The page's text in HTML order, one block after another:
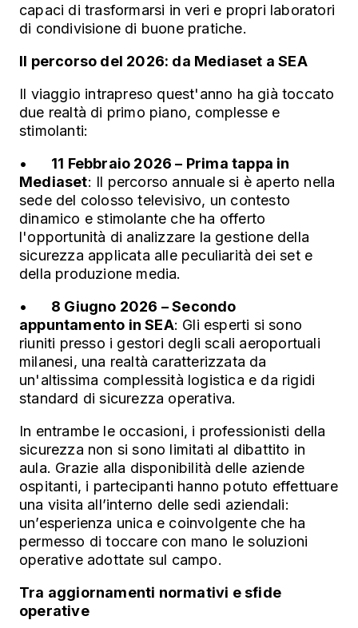
capaci di trasformarsi in veri e propri laboratori
di condivisione di buone pratiche.
Il percorso del 2026: da Mediaset a SEA
Il viaggio intrapreso quest'anno ha già toccato
due realtà di primo piano, complesse e
stimolanti:
•
11 Febbraio 2026 – Prima tappa in
Mediaset: Il percorso annuale si è aperto nella
sede del colosso televisivo, un contesto
dinamico e stimolante che ha offerto
l'opportunità di analizzare la gestione della
sicurezza applicata alle peculiarità dei set e
della produzione media.
•
8 Giugno 2026 – Secondo
appuntamento in SEA: Gli esperti si sono
riuniti presso i gestori degli scali aeroportuali
milanesi, una realtà caratterizzata da
un'altissima complessità logistica e da rigidi
standard di sicurezza operativa.
In entrambe le occasioni, i professionisti della
sicurezza non si sono limitati al dibattito in
aula. Grazie alla disponibilità delle aziende
ospitanti, i partecipanti hanno potuto effettuare
una visita all’interno delle sedi aziendali:
un’esperienza unica e coinvolgente che ha
permesso di toccare con mano le soluzioni
operative adottate sul campo.
Tra aggiornamenti normativi e sfide
operative